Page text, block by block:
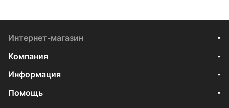
Интернет-магазин
Компания
Информация
Помощь